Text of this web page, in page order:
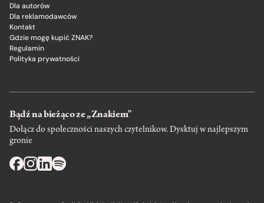
Dla autorów
Dla reklamodawców
Kontakt
Gdzie mogę kupić ZNAK?
Regulamin
Polityka prywatności
Bądź na bieżąco ze „Znakiem”
Dołącz do społeczności naszych czytelnikow. Dysktuj w najlepszym
gronie